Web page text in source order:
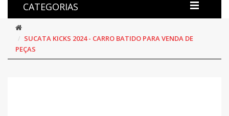
CATEGORIAS
SUCATA KICKS 2024 - CARRO BATIDO PARA VENDA DE
PEÇAS